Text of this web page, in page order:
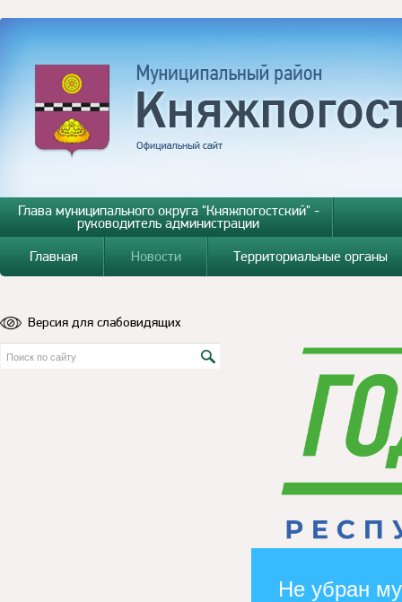
Глава муниципального округа "Княжпогостский" -
руководитель администрации
Главная
Новости Территориальные органы
Версия для слабовидящих
Не убран